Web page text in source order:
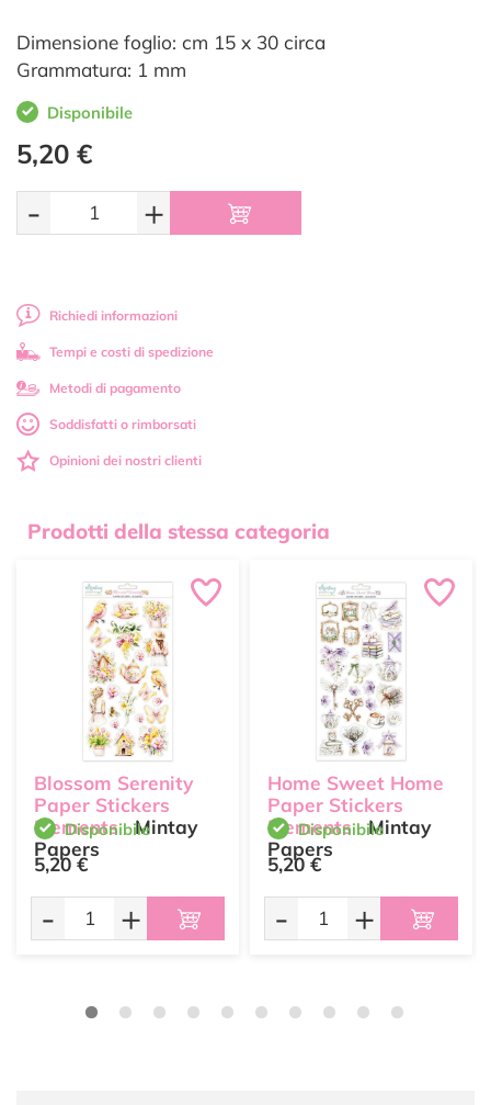
Dimensione foglio: cm 15 x 30 circa
Grammatura: 1 mm
Disponibile
5,20 €
- +
Richiedi informazioni
Tempi e costi di spedizione
Metodi di pagamento
Soddisfatti o rimborsati
Opinioni dei nostri clienti
Prodotti della stessa categoria
Blossom Serenity
Paper Stickers
Elements Mintay
Papers
Disponibile
5,20 €
- +
Home Sweet Home
Paper Stickers
Elements Mintay
Papers
Disponibile
5,20 €
- +